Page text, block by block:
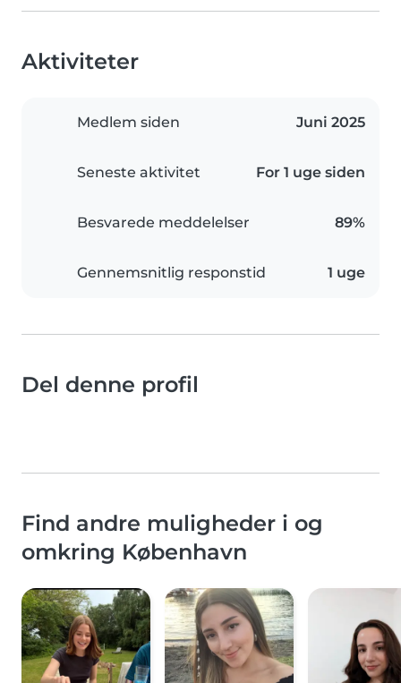
Aktiviteter
Medlem siden Juni 2025
Seneste aktivitet For 1 uge siden
Besvarede meddelelser 89%
Gennemsnitlig responstid 1 uge
Del denne profil
Find andre muligheder i og
omkring København